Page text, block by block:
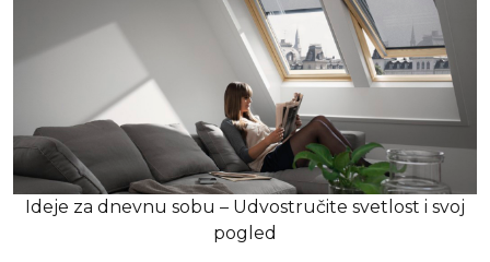
Ideje za dnevnu sobu – Udvostručite svetlost i svoj
pogled